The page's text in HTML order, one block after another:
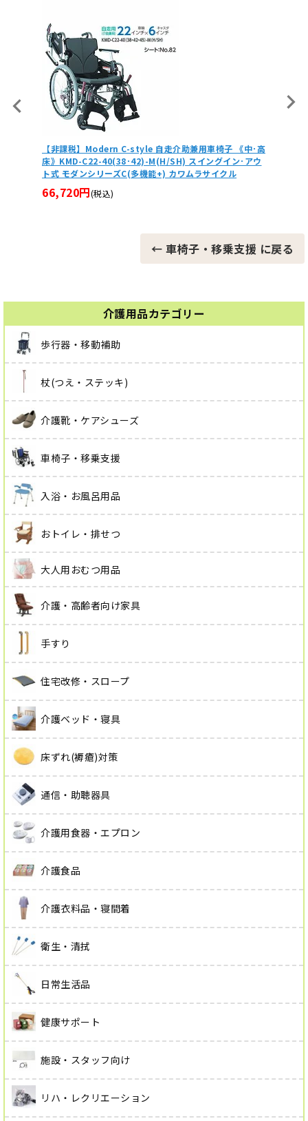
介護用品カテゴリー
歩行器・移動補助
杖(つえ・ステッキ)
介護靴・ケアシューズ
車椅子・移乗支援
入浴・お風呂用品
おトイレ・排せつ
大人用おむつ用品
介護・高齢者向け家具
手すり
住宅改修・スロープ
介護ベッド・寝具
床ずれ(褥瘡)対策
通信・助聴器具
介護用食器・エプロン
介護食品
介護衣料品・寝間着
衛生・清拭
日常生活品
健康サポート
施設・スタッフ向け
リハ・レクリエーション
【非課税】Modern C-style 介助用車椅子《低床》KMD-
C16-40(38･42)-EL-LO(SL/SSL) エレベーティング式 モ
ダンシリーズC(多機能+) カワムラサイクル
75,800円(税込)
← 車椅子・移乗支援 に戻る